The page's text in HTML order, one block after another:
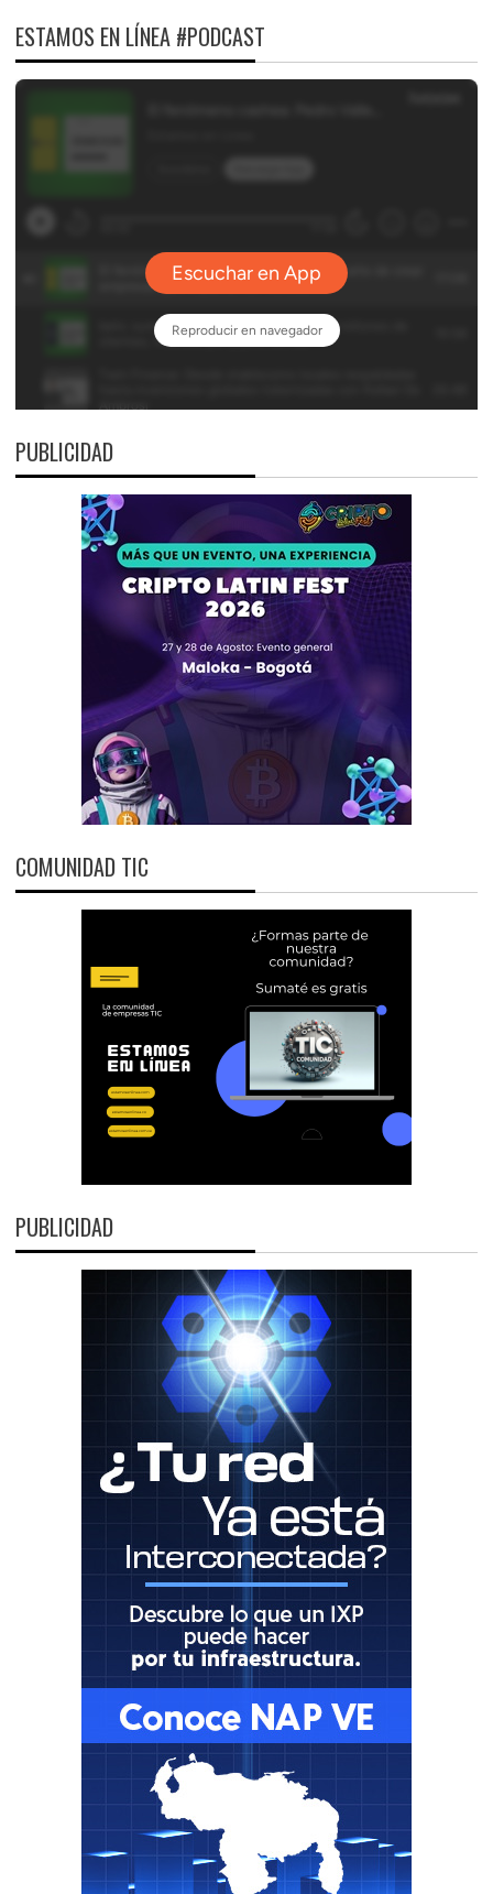
ESTAMOS EN LÍNEA #PODCAST
PUBLICIDAD
COMUNIDAD TIC
PUBLICIDAD